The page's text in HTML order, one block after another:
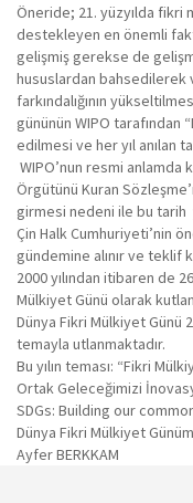
Öneride; 21. yüzyılda fikri
destekleyen en önemli
gelişmiş gerekse de
hususlardan bahsedilerek
farkındalığının
gününün WIPO tarafından
edilmesi ve her yıl anılan
WIPO’nun resmi
Örgütünü Kuran
girmesi nedeni ile bu tarih
Çin Halk Cumhuriyeti’nin
gündemine alınır ve teklif
2000 yılından itibaren de
Mülkiyet Günü olarak
Dünya Fikri Mülkiyet Günü
temayla utlanmaktadır.
Bu yılın teması: “Fikri
Ortak Geleceğimizi
SDGs: Building our
Dünya Fikri Mülkiyet
Ayfer BERKKAM